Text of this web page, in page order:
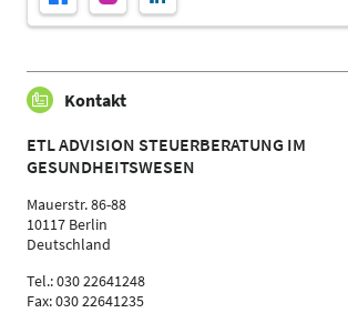
Kontakt
ETL ADVISION STEUERBERATUNG IM
GESUNDHEITSWESEN
Mauerstr. 86-88
10117 Berlin
Deutschland
Tel.: 030 22641248
Fax: 030 22641235